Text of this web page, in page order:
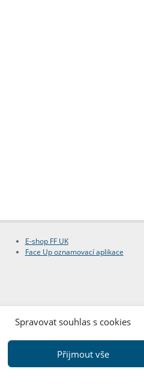
Spravovat souhlas s cookies
Přijmout vše
E-shop FF UK
Face Up oznamovací aplikace